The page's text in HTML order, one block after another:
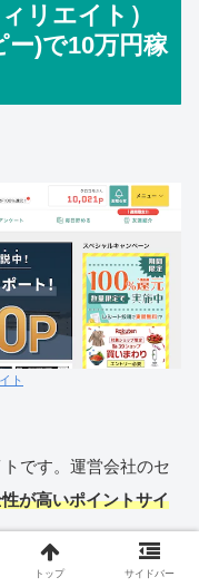
リエイト）
)で10万円稼
ト
です。運営会社のセ
が高いポイントサイ
トップ サイドバー